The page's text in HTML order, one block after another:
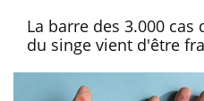
La barre des 3.000
du singe vient d'être